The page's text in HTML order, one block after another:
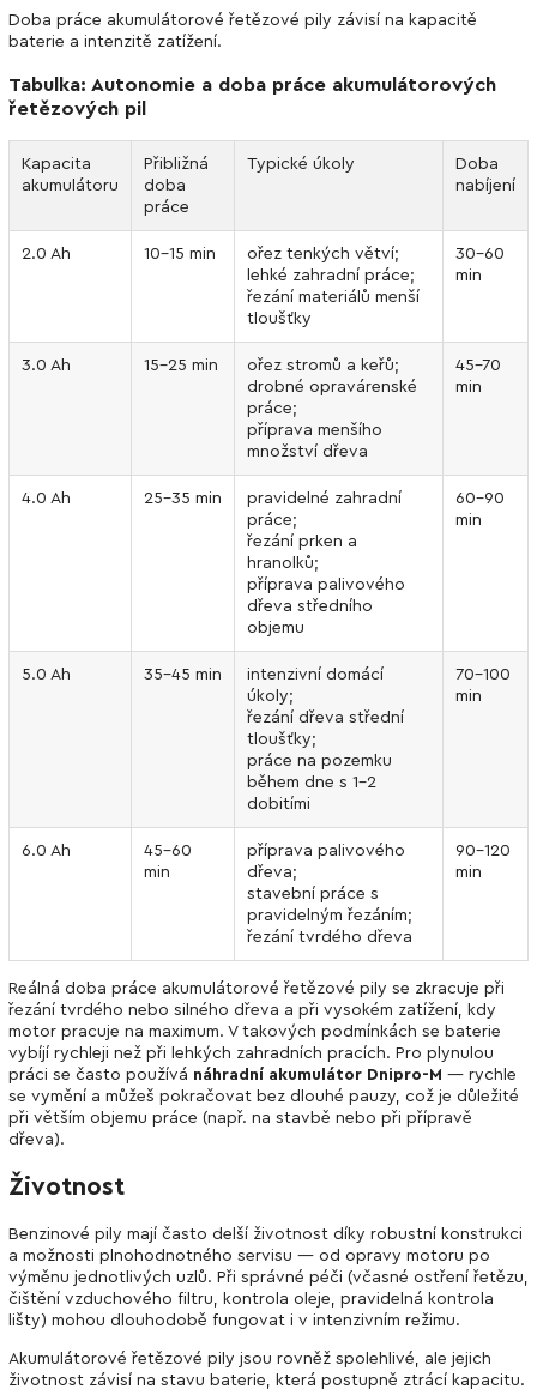
Doba práce akumulátorové řetězové pily závisí na kapacitě
baterie a intenzitě zatížení.
Tabulka: Autonomie a doba práce akumulátorových
řetězových pil
Kapacita
akumulátoru
Přibližná
doba
práce
Typické úkoly
Doba
nabíjení
2.0 Ah 10–15 min
ořez tenkých větví;
lehké zahradní práce;
řezání materiálů menší
tloušťky
30–60
min
3.0 Ah 15–25 min
ořez stromů a keřů;
drobné opravárenské
práce;
příprava menšího
množství dřeva
45–70
min
4.0 Ah 25–35 min
pravidelné zahradní
práce;
řezání prken a
hranolků;
příprava palivového
dřeva středního
objemu
60–90
min
5.0 Ah 35–45 min
intenzivní domácí
úkoly;
řezání dřeva střední
tloušťky;
práce na pozemku
během dne s 1–2
dobitími
70–100
min
6.0 Ah
45–60
min
příprava palivového
dřeva;
stavební práce s
pravidelným řezáním;
řezání tvrdého dřeva
90–120
min
Reálná doba práce akumulátorové řetězové pily se zkracuje při
řezání tvrdého nebo silného dřeva a při vysokém zatížení, kdy
motor pracuje na maximum. V takových podmínkách se baterie
vybíjí rychleji než při lehkých zahradních pracích. Pro plynulou
práci se často používá náhradní akumulátor Dnipro-M — rychle
se vymění a můžeš pokračovat bez dlouhé pauzy, což je důležité
při větším objemu práce (např. na stavbě nebo při přípravě
dřeva).
Životnost
Benzinové pily mají často delší životnost díky robustní konstrukci
a možnosti plnohodnotného servisu — od opravy motoru po
výměnu jednotlivých uzlů. Při správné péči (včasné ostření řetězu,
čištění vzduchového filtru, kontrola oleje, pravidelná kontrola
lišty) mohou dlouhodobě fungovat i v intenzivním režimu.
Akumulátorové řetězové pily jsou rovněž spolehlivé, ale jejich
životnost závisí na stavu baterie, která postupně ztrácí kapacitu.